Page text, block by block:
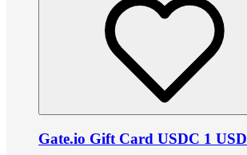
Gate.io Gift Card USDC 1 USD